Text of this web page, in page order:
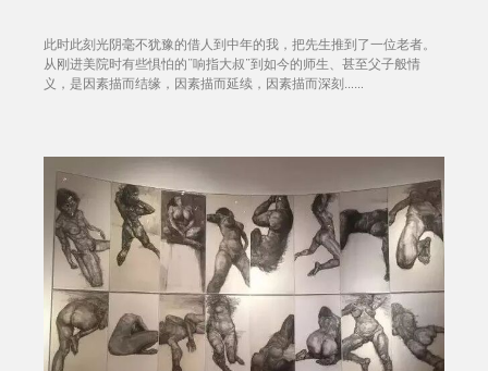
此时此刻光阴毫不犹豫的借人到中年的我，把先生推到了一位老者。
从刚进美院时有些惧怕的“响指大叔”到如今的师生、甚至父子般情
义，是因素描而结缘，因素描而延续，因素描而深刻……